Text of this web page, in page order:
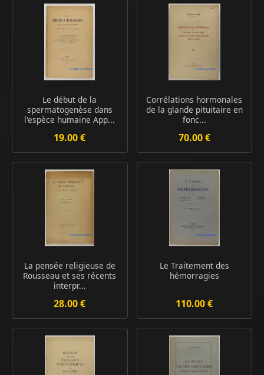
Le début de la
spermatogenèse dans
l'espèce humaine App...
19.00 €
Corrélations hormonales
de la glande pituitaire en
fonc...
70.00 €
La pensée religieuse de
Rousseau et ses récents
interpr...
28.00 €
Le Traitement des
hémorragies
110.00 €